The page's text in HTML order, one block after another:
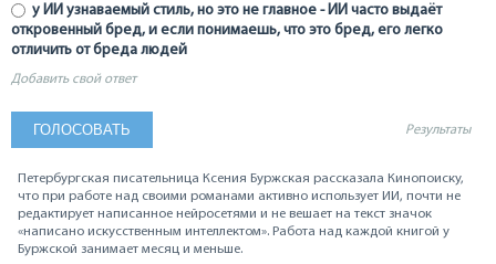
у ИИ узнаваемый стиль, но это не главное - ИИ часто выдаёт
откровенный бред, и если понимаешь, что это бред, его легко
отличить от бреда людей
Добавить свой ответ
Результаты
Петербургская писательница Ксения Буржская рассказала Кинопоиску,
что при работе над своими романами активно использует ИИ, почти не
редактирует написанное нейросетями и не вешает на текст значок
«написано искусственным интеллектом». Работа над каждой книгой у
Буржской занимает месяц и меньше.